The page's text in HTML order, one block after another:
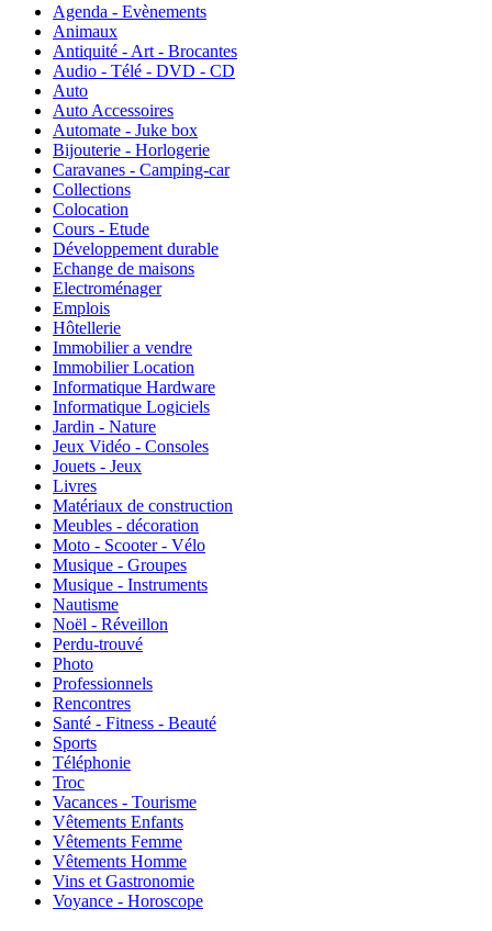
Agenda - Evènements
Animaux
Antiquité - Art - Brocantes
Audio - Télé - DVD - CD
Auto
Auto Accessoires
Automate - Juke box
Bijouterie - Horlogerie
Caravanes - Camping-car
Collections
Colocation
Cours - Etude
Développement durable
Echange de maisons
Electroménager
Emplois
Hôtellerie
Immobilier a vendre
Immobilier Location
Informatique Hardware
Informatique Logiciels
Jardin - Nature
Jeux Vidéo - Consoles
Jouets - Jeux
Livres
Matériaux de construction
Meubles - décoration
Moto - Scooter - Vélo
Musique - Groupes
Musique - Instruments
Nautisme
Noël - Réveillon
Perdu-trouvé
Photo
Professionnels
Rencontres
Santé - Fitness - Beauté
Sports
Téléphonie
Troc
Vacances - Tourisme
Vêtements Enfants
Vêtements Femme
Vêtements Homme
Vins et Gastronomie
Voyance - Horoscope